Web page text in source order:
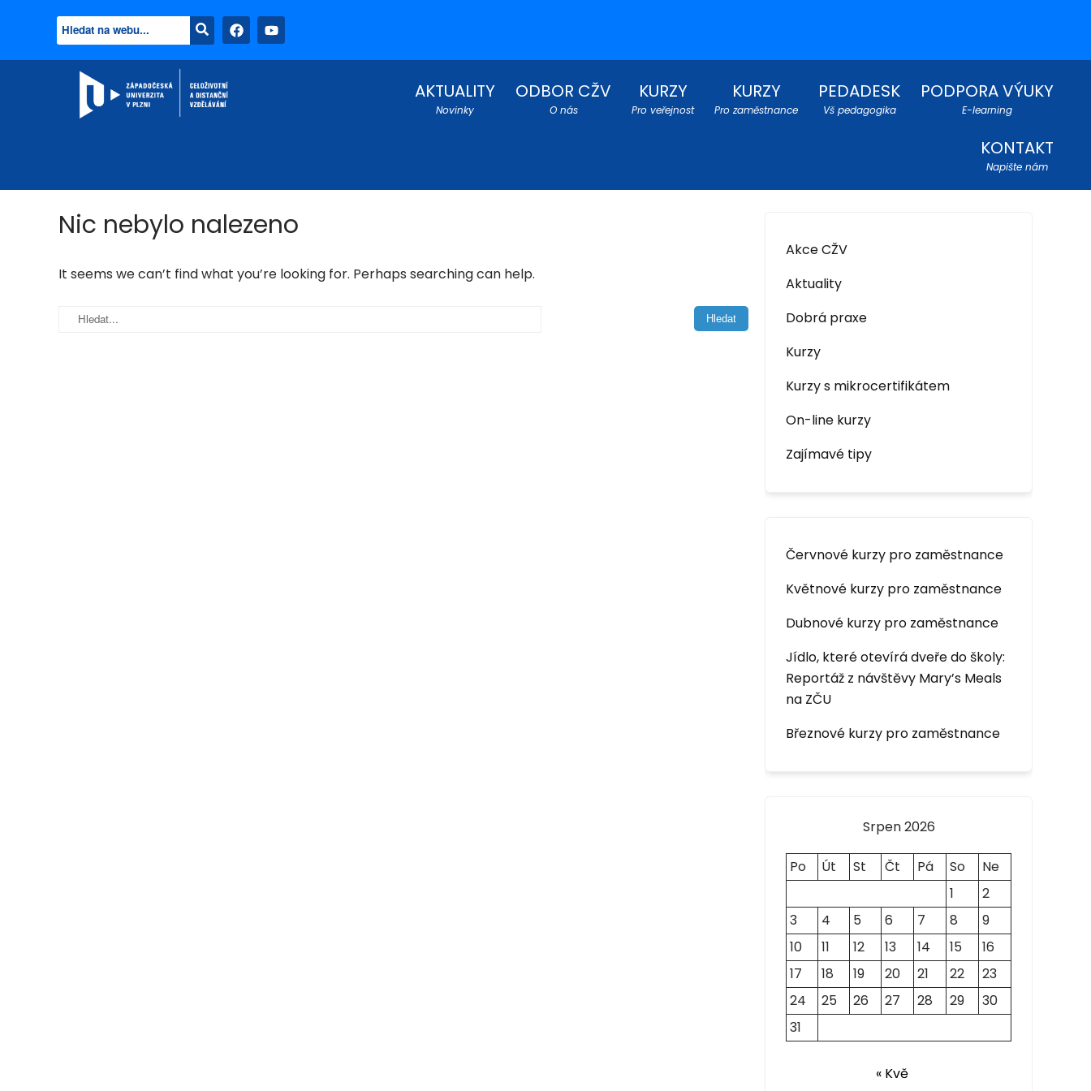
AKTUALITY
Novinky
ODBOR CŽV
O nás
KURZY
Pro veřejnost
KURZY
Pro zaměstnance
PEDADESK
Vš pedagogika
PODPORA VÝUKY
E-learning
KONTAKT
Napište nám
Nic nebylo nalezeno
It seems we can’t find what you’re looking for. Perhaps searching can help.
Akce CŽV
Aktuality
Dobrá praxe
Kurzy
Kurzy s mikrocertifikátem
On-line kurzy
Zajímavé tipy
Červnové kurzy pro zaměstnance
Květnové kurzy pro zaměstnance
Dubnové kurzy pro zaměstnance
Jídlo, které otevírá dveře do školy:
Reportáž z návštěvy Mary’s Meals
na ZČU
Březnové kurzy pro zaměstnance
Srpen 2026
Po Út St Čt Pá So
Ne
1
2
3
4 5 6 7 8
9
10
11 12 13 14 15
16
17
18 19 20 21 22
23
24
25 26 27 28 29
30
31
« Kvě